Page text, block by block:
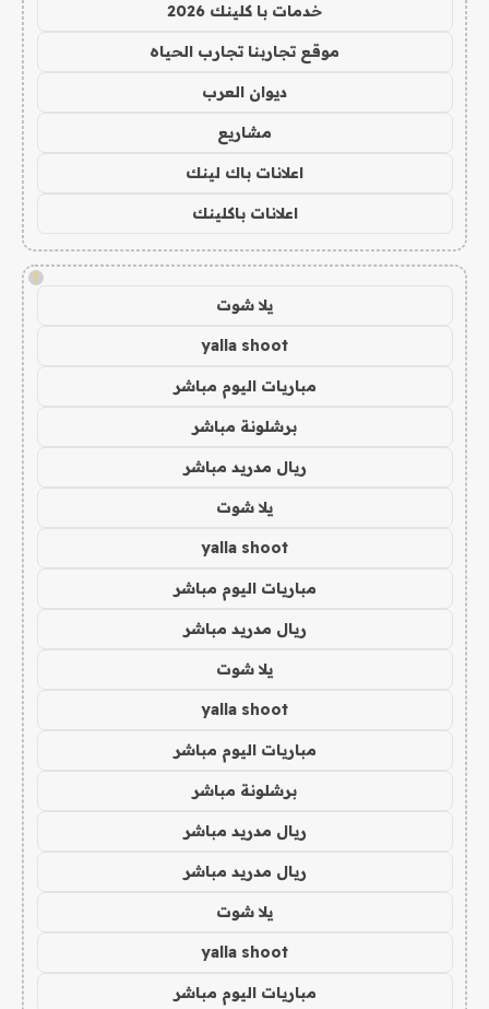
خدمات با كلينك 2026
موقع تجاربنا تجارب الحياه
ديوان العرب
مشاريع
اعلانات باك لينك
اعلانات باكلينك
!
يلا شوت
yalla shoot
مباريات اليوم مباشر
برشلونة مباشر
ريال مدريد مباشر
يلا شوت
yalla shoot
مباريات اليوم مباشر
ريال مدريد مباشر
يلا شوت
yalla shoot
مباريات اليوم مباشر
برشلونة مباشر
ريال مدريد مباشر
ريال مدريد مباشر
يلا شوت
yalla shoot
مباريات اليوم مباشر